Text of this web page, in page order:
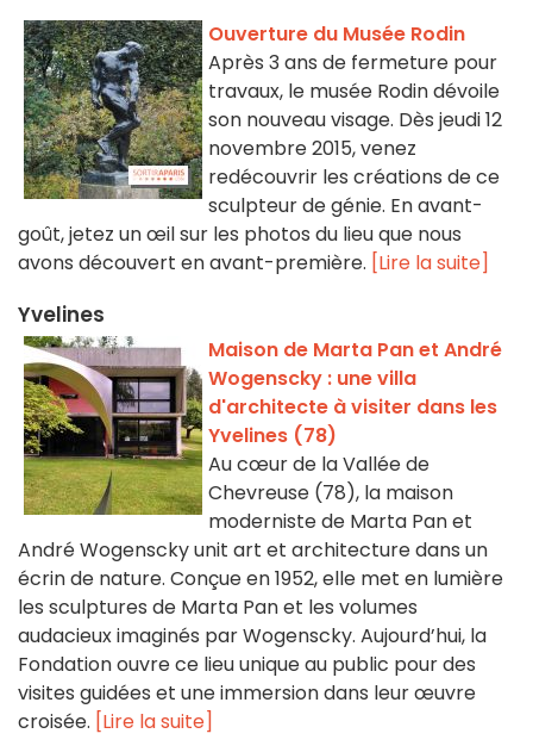
Ouverture du Musée Rodin
Après 3 ans de fermeture pour
travaux, le musée Rodin dévoile
son nouveau visage. Dès jeudi 12
novembre 2015, venez
redécouvrir les créations de ce
sculpteur de génie. En avant-
goût, jetez un œil sur les photos du lieu que nous
avons découvert en avant-première. [Lire la suite]
Yvelines
Maison de Marta Pan et André
Wogenscky : une villa
d'architecte à visiter dans les
Yvelines (78)
Au cœur de la Vallée de
Chevreuse (78), la maison
moderniste de Marta Pan et
André Wogenscky unit art et architecture dans un
écrin de nature. Conçue en 1952, elle met en lumière
les sculptures de Marta Pan et les volumes
audacieux imaginés par Wogenscky. Aujourd’hui, la
Fondation ouvre ce lieu unique au public pour des
visites guidées et une immersion dans leur œuvre
croisée. [Lire la suite]